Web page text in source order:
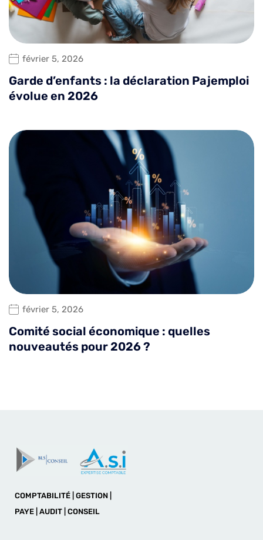
février 5, 2026
Garde d’enfants : la déclaration Pajemploi
évolue en 2026
février 5, 2026
Comité social économique : quelles
nouveautés pour 2026 ?
COMPTABILITÉ | GESTION |
PAYE | AUDIT | CONSEIL